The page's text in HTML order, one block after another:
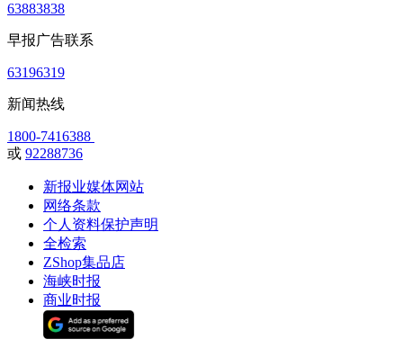
63883838
早报广告联系
63196319
新闻热线
1800-7416388
或 92288736
新报业媒体网站
网络条款
个人资料保护声明
全检索
ZShop集品店
海峡时报
商业时报